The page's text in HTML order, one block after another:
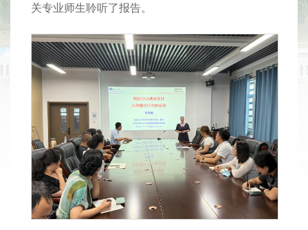
关专业师生聆听了报告。